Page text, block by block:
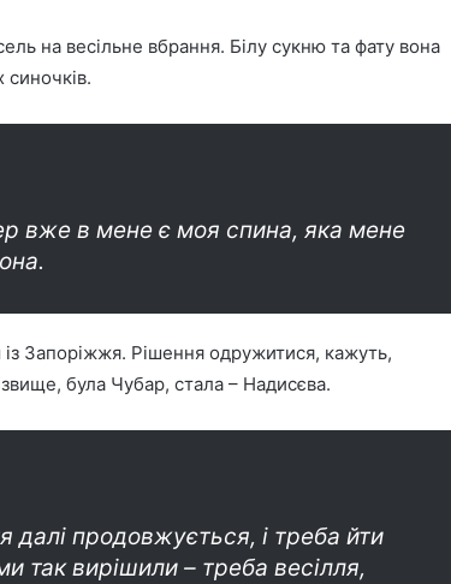
на весільне вбрання. Білу сукню та фату вона
вже в мене є моя спина, яка мене
Запоріжжя. Рішення одружитися, кажуть,
була Чубар, стала – Надисєва.
далі продовжується, і треба йти
так вирішили – треба весілля,